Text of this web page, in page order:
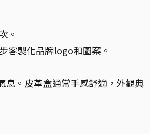
。
客製化品牌logo和圖案。
息。皮革盒通常手感舒適，外觀典